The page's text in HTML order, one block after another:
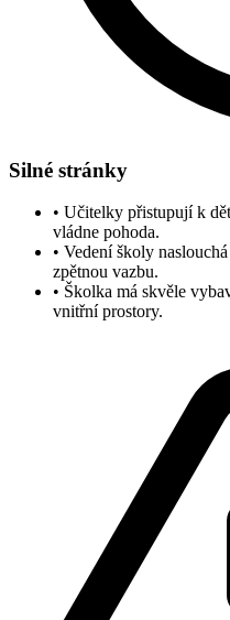
Silné stránky
• Učitelky přistupují k
vládne pohoda.
• Vedení školy
zpětnou vazbu.
• Školka má skvěle
vnitřní prostory.